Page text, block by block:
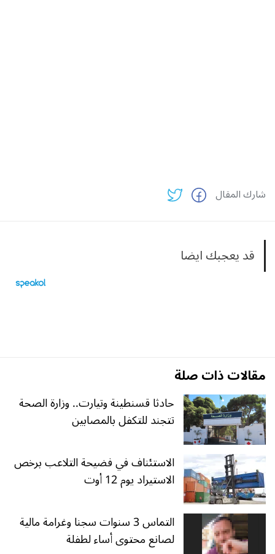
شارك المقال
قد يعجبك ايضا
مقالات ذات صلة
حادثا قسنطينة وتيارت.. وزارة الصحة
تتجند للتكفل بالمصابين
الاستئناف في فضيحة التلاعب برخص
الاستيراد يوم 12 أوت
التماس 3 سنوات سجنا وغرامة مالية
لصانع محتوى أساء لطفلة